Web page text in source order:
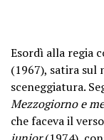
Esordì alla regia
(1967), satira sul
sceneggiatura.
Mezzogiorno e
che faceva il